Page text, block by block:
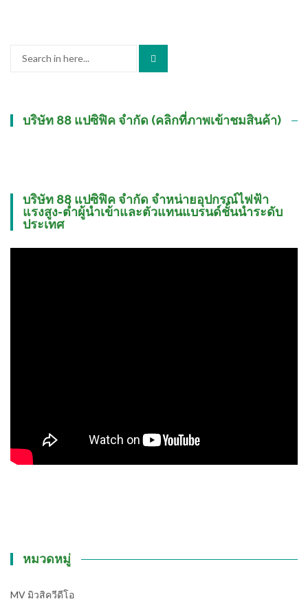
บริษัท 88 แปซิฟิค จำกัด (คลิกที่ภาพเข้าชมสินค้า)
บริษัท 88 แปซิฟิค จำกัด จำหน่ายอุปกรณ์ไฟฟ้า
แรงสูง-ต่ำผู้นำเข้าและตัวแทนแบรนด์ชั้นนำระดับ
ประเทศ
หมวดหมู่
MV มิวสิควีดีโอ